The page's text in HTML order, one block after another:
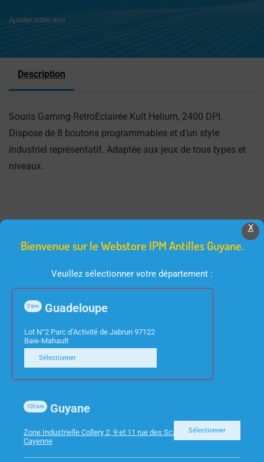
Ajouter votre avis
Description
Souris Gaming RetroEclairée Kult Helium, 2400 DPI.
Dispose de 8 boutons programmables et d’un style
industriel représentatif. Adaptée aux jeux de tous types et
niveaux.
STONET 10/100/1000
X
Bienvenue sur le Webstore IPM Antilles Guyane.
Veuillez sélectionner votre département :
Guadeloupe
0 km
Lot N°2 Parc d’Activité de Jabrun 97122
Baie-Mahault
Sélectionner
Guyane
100 km
Zone Industrielle Collery 2, 9 et 11 rue des Scarabees 97300
Cayenne
Sélectionner